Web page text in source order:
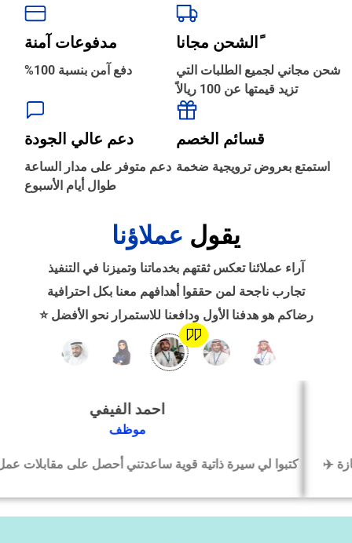
ًالشحن مجانا
شحن مجاني لجميع الطلبات التي
تزيد قيمتها عن 100 ريالاً
مدفوعات آمنة
دفع آمن بنسبة 100%
قسائم الخصم
استمتع بعروض ترويجية ضخمة
دعم عالي الجودة
دعم متوفر على مدار الساعة
طوال أيام الأسبوع
يقول عملاؤنا
آراء عملائنا تعكس ثقتهم بخدماتنا وتميزنا في التنفيذ
تجارب ناجحة لمن حققوا أهدافهم معنا بكل احترافية
رضاكم هو هدفنا الأول ودافعنا للاستمرار نحو الأفضل ⭐
احمد الفيفي
كتبوا لي سيرة ذاتية قوية ساعدتني أحصل على مقابلات عمل بسرعة
الترجمة والبحوث ‹
الطباعة والأدوات المكتبية
حجز طيران ‹
الوظائف ‹
تصميم موقع/متجر/تطبيق
‹